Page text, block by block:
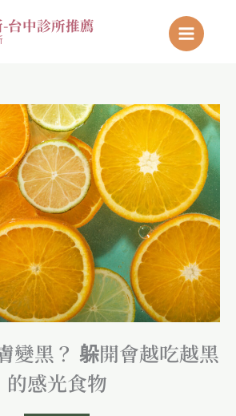
台中診所推薦
變黑？ 躲開會越吃越黑
的感光食物